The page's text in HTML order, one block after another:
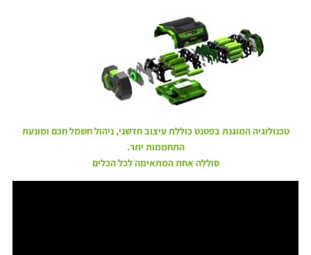
טכנולוגיה המוגנת בפטנט כוללת עיצוב חדשני, ניהול חשמל חכם ומונעת
התחממות יתר.
סוללה אחת המתאימה לכל הכלים